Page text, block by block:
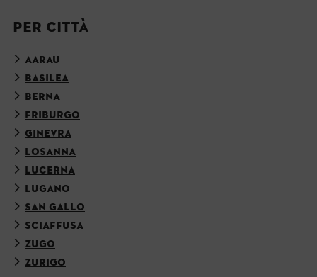
PER CITTÀ
AARAU
BASILEA
BERNA
FRIBURGO
GINEVRA
LOSANNA
LUCERNA
LUGANO
SAN GALLO
SCIAFFUSA
ZUGO
ZURIGO